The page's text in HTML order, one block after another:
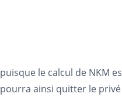
le calcul de NKM
pourra ainsi quitter le